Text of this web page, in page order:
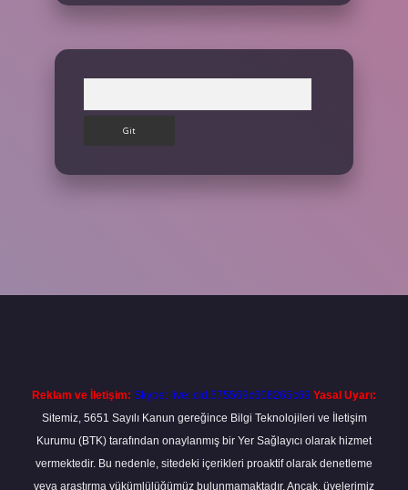
Reklam ve İletişim: Skype: live:.cid.575569c608265c69 Yasal Uyarı:
Sitemiz, 5651 Sayılı Kanun gereğince Bilgi Teknolojileri ve İletişim
Kurumu (BTK) tarafından onaylanmış bir Yer Sağlayıcı olarak hizmet
vermektedir. Bu nedenle, sitedeki içerikleri proaktif olarak denetleme
veya araştırma yükümlülüğümüz bulunmamaktadır. Ancak, üyelerimiz